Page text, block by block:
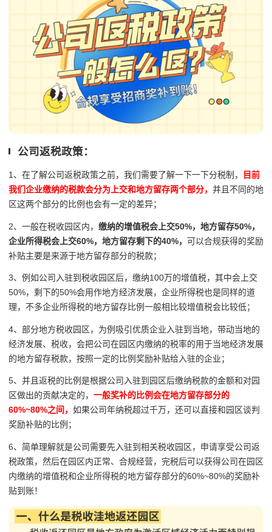
公司返税政策：
1、在了解公司返税政策之前，我们需要了解一下一下分税制，
目前
我们企业缴纳的税款会分为上交和地方留存两个部分， 并且不同的地
区这两个部分的比例也会有一定的差异；
2、一般在税收园区内， 缴纳的增值税会上交50%，地方留存50%，
企业所得税会上交60%，地方留存剩下的40%， 可以合规获得的奖励
补贴主要是来源于地方留存部分的税款；
3、例如公司入驻到税收园区后，缴纳100万的增值税，其中会上交
50%，剩下的50%会用作地方经济发展，企业所得税也是同样的道
理，不多企业所得税的地方留存比例一般相比较增值税会比较低；
4、部分地方税收园区，为例吸引优质企业入驻到当地，带动当地的
经济发展、税收，会把公司在园区内缴纳的税率的用于当地经济发展
的地方留存税款，按照一定的比例奖励补贴给入驻的企业；
5、并且返税的比例是根据公司入驻到园区后缴纳税款的金额和对园
区做出的贡献决定的， 一般奖补的比例会在地方留存部分的
60%~80%之间， 如果公司年纳税超过千万，还可以直接和园区谈判
奖励补贴的比例；
6、简单理解就是公司需要先入驻到相关税收园区，申请享受公司返
税政策，然后在园区内正常、合规经营，完税后可以获得公司在园区
内缴纳的增值税和企业所得税的地方留存部分的60%~80%的奖励补
贴到账！